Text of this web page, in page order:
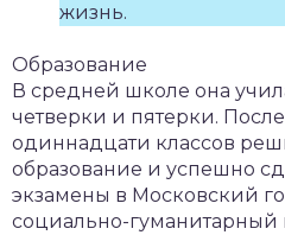
жизнь.
Образование
В средней школе она
четверки и пятерки.
одиннадцати классов
образование и успешно
экзамены в Московский
социально-гуманитарный